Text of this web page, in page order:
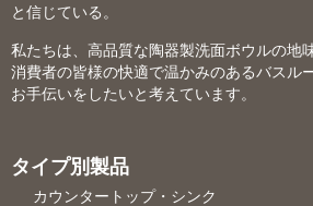
と信じている。
私たちは、高品質な陶器製洗面ボウルの地
消費者の皆様の快適で温かみのあるバスル
お手伝いをしたいと考えています。
タイプ別製品
カウンタートップ・シンク